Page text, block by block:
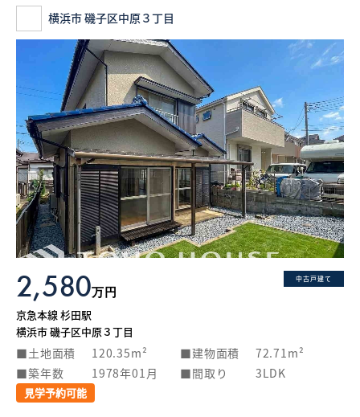
横浜市 磯子区中原３丁目
中古戸建て
2,580万円
京急本線 杉田駅
横浜市 磯子区中原３丁目
土地面積 120.35m² 建物面積
72.71m²
築年数
1978年01月 間取り 3LDK
見学予約可能